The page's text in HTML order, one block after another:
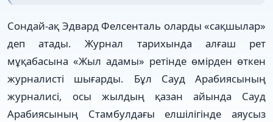
Сондай-ақ Эдвард Фелсенталь оларды «сақшылар»
деп атады. Журнал тарихында алғаш рет
мұқабасына «Жыл адамы» ретінде өмірден өткен
журналисті шығарды. Бұл Сауд Арабиясының
журналисі, осы жылдың қазан айында Сауд
Арабиясының Стамбулдағы елшілігінде аяусыз